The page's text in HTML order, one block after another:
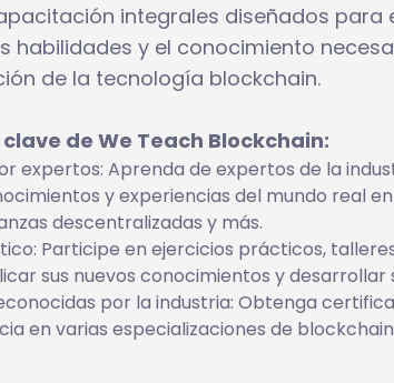
integrales diseñados para
habilidades y el conocimiento
de la tecnología blockchain.
de We Teach Blockchain:
expertos: Aprenda de expertos de la
y experiencias del mundo real
descentralizadas y más.
Participe en ejercicios prácticos,
sus nuevos conocimientos y
por la industria: Obtenga
en varias especializaciones de